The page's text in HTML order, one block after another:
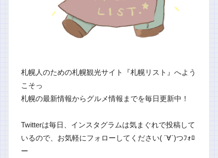
札幌人のための札幌観光サイト『札幌リスト』へよう
こそっ
札幌の最新情報からグルメ情報までを毎日更新中！
Twitterは毎日、インスタグラムは気まぐれで投稿して
いるので、お気軽にフォローしてください( ´∀`)つﾌｫﾛ
ー